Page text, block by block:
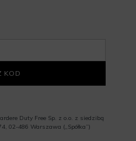
KOD
Duty Free Sp. z o.o. z siedzibą
02-486 Warszawa („Spółka”)